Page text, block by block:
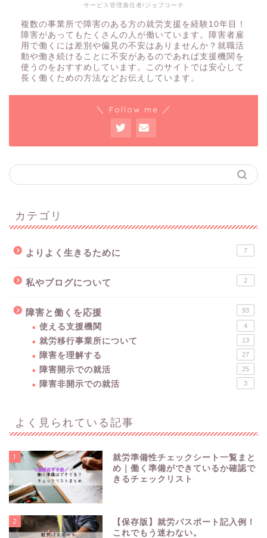
サービス管理責任者/ジョブコーチ
複数の事業所で障害のある方の就労支援を経験10年目！
障害があってもたくさんの人が働いています。障害者雇
用で働くには差別や偏見の不安はありませんか？就職活
動や働き続けることに不安があるのであれば支援機関を
使うのをおすすめしています。このサイトでは安心して
長く働くための方法などお伝えしています。
＼ Follow me ／
カテゴリ
よりよく生きるために 7
私やブログについて 2
障害と働くを応援 93
使える支援機関 4
就労移行事業所について 13
障害を理解する 27
障害開示での就活 25
障害非開示での就活 3
よく見られている記事
1
就労準備性チェックシート一覧まと
め｜働く準備ができているか確認で
きるチェックリスト
2
【保存版】就労パスポート記入例！
これでもう迷わない。